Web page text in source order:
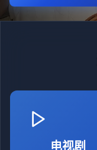
电视剧